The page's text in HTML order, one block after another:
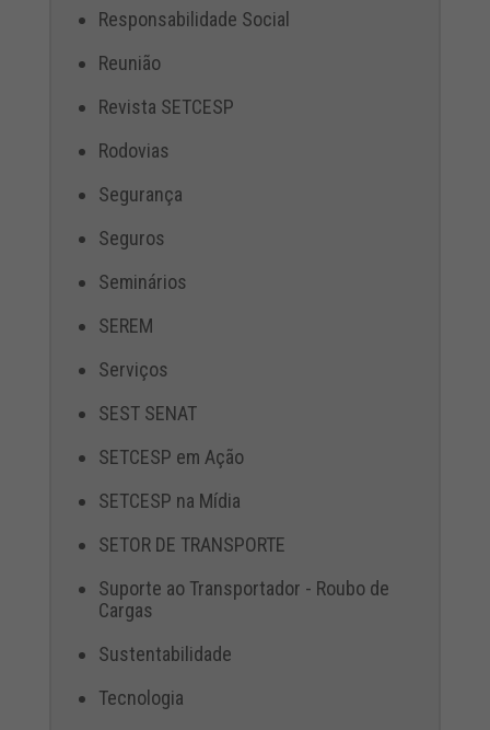
Responsabilidade Social
Reunião
Revista SETCESP
Rodovias
Segurança
Seguros
Seminários
SEREM
Serviços
SEST SENAT
SETCESP em Ação
SETCESP na Mídia
SETOR DE TRANSPORTE
Suporte ao Transportador - Roubo de
Cargas
Sustentabilidade
Tecnologia